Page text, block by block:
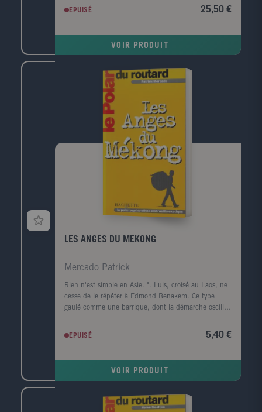
situe clairement chaque promenade. Les cent
cinquante promenades originales, autour des grands
promenade : architecture, nature ou culture ;
parcourir, temps minimum à y consacrer."
EPUISÉ 25,50 €
VOIR PRODUIT
LES ANGES DU MEKONG
Mercado Patrick
Rien n'est simple en Asie. ". Luis, croisé au Laos, ne
cesse de le répéter à Edmond Benakem. Ce type
gaulé comme une barrique, dont la démarche oscille
attachantes jusqu'à Phnom Penh. Confronté à une
Khmers, envoûté par Jeanne, Edmond apprend à ses
dépens que c'est une contrée " qui te bouffe l'âme "
EPUISÉ 5,40 €
VOIR PRODUIT